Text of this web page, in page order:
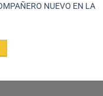
NUEVO EN LA